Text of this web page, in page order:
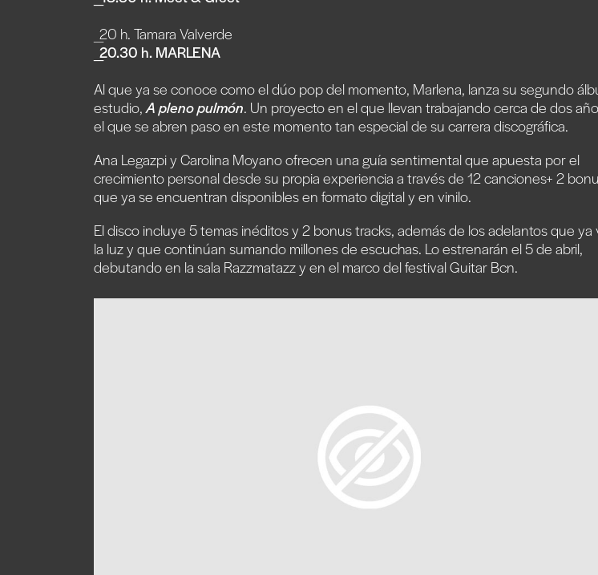
_20 h. Tamara Valverde
_20.30 h. MARLENA
Al que ya se conoce como el dúo pop del momento, Marlena, lanza su segundo
estudio, A pleno pulmón. Un proyecto en el que llevan trabajando cerca de dos
el que se abren paso en este momento tan especial de su carrera discográfica.
Ana Legazpi y Carolina Moyano ofrecen una guía sentimental que apuesta por el
crecimiento personal desde su propia experiencia a través de 12 canciones+ 2
que ya se encuentran disponibles en formato digital y en vinilo.
El disco incluye 5 temas inéditos y 2 bonus tracks, además de los adelantos que ya
la luz y que continúan sumando millones de escuchas. Lo estrenarán el 5 de abril,
debutando en la sala Razzmatazz y en el marco del festival Guitar Bcn.